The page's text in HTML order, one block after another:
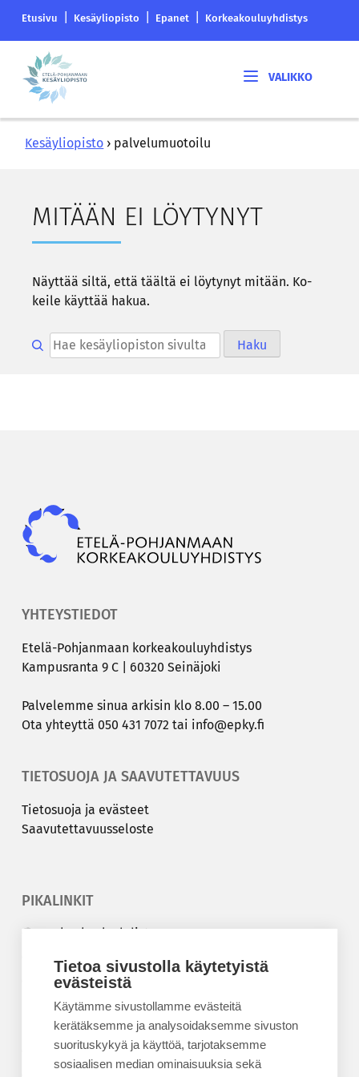
Tietoa sivustolla käytetyistä
evästeistä
Käytämme sivustollamme evästeitä
kerätäksemme ja analysoidaksemme sivuston
suorituskykyä ja käyttöä, tarjotaksemme
sosiaalisen median ominaisuuksia sekä
Etelä-
saapumissivu
Etusivu Kesäyliopisto Epanet Korkeakouluyhdistys
Etelä-
Pohjanmaan
kesäyliopisto
Kesäyliopisto › palvelumuotoilu
MI­TÄÄN EI LÖY­TY­NYT
Näyt­tää siltä, että tääl­tä ei löy­ty­nyt mi­tään. Ko­
kei­le käyt­tää hakua.
Hae kesäyliopiston sivulta Haku
YHTEYSTIEDOT
Etelä-​Pohjanmaan kor­kea­kou­lu­yh­dis­tys
Kam­pus­ran­ta 9 C | 60320 Sei­nä­jo­ki
Pal­ve­lem­me sinua ar­ki­sin klo 8.00 – 15.00
Ota yh­teyt­tä 050 431 7072 tai info@epky.fi
TIETOSUOJA JA SAAVUTETTAVUUS
Tie­to­suo­ja ja eväs­teet
Saa­vu­tet­ta­vuus­se­los­te
PIKALINKIT
Korkeakouluyhdistys
Kesäyliopisto
Epanet
BLOGIT
Kesäyliopiston blogi